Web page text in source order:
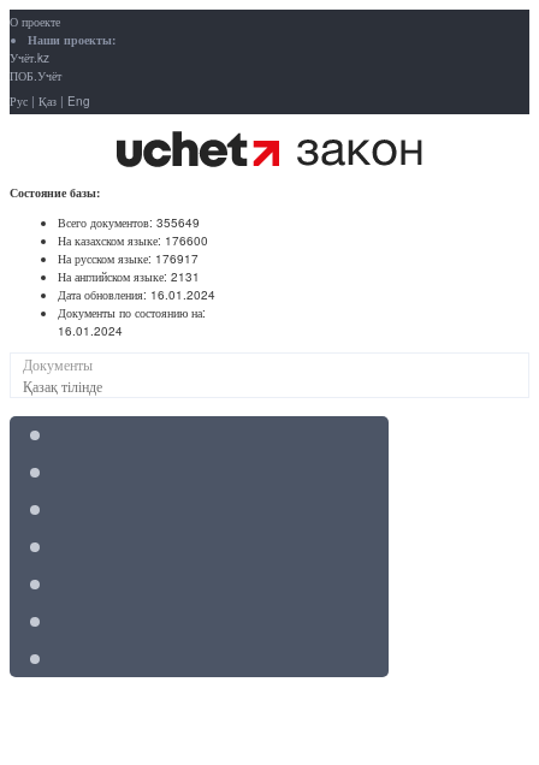
О проекте
Наши проекты:
Учёт.kz
ПОБ.Учёт
Рус | Қаз | Eng
Состояние базы:
Всего документов: 355649
На казахском языке: 176600
На русском языке: 176917
На английском языке: 2131
Дата обновления: 16.01.2024
Документы по состоянию на:
16.01.2024
Документы
Қазақ тілінде